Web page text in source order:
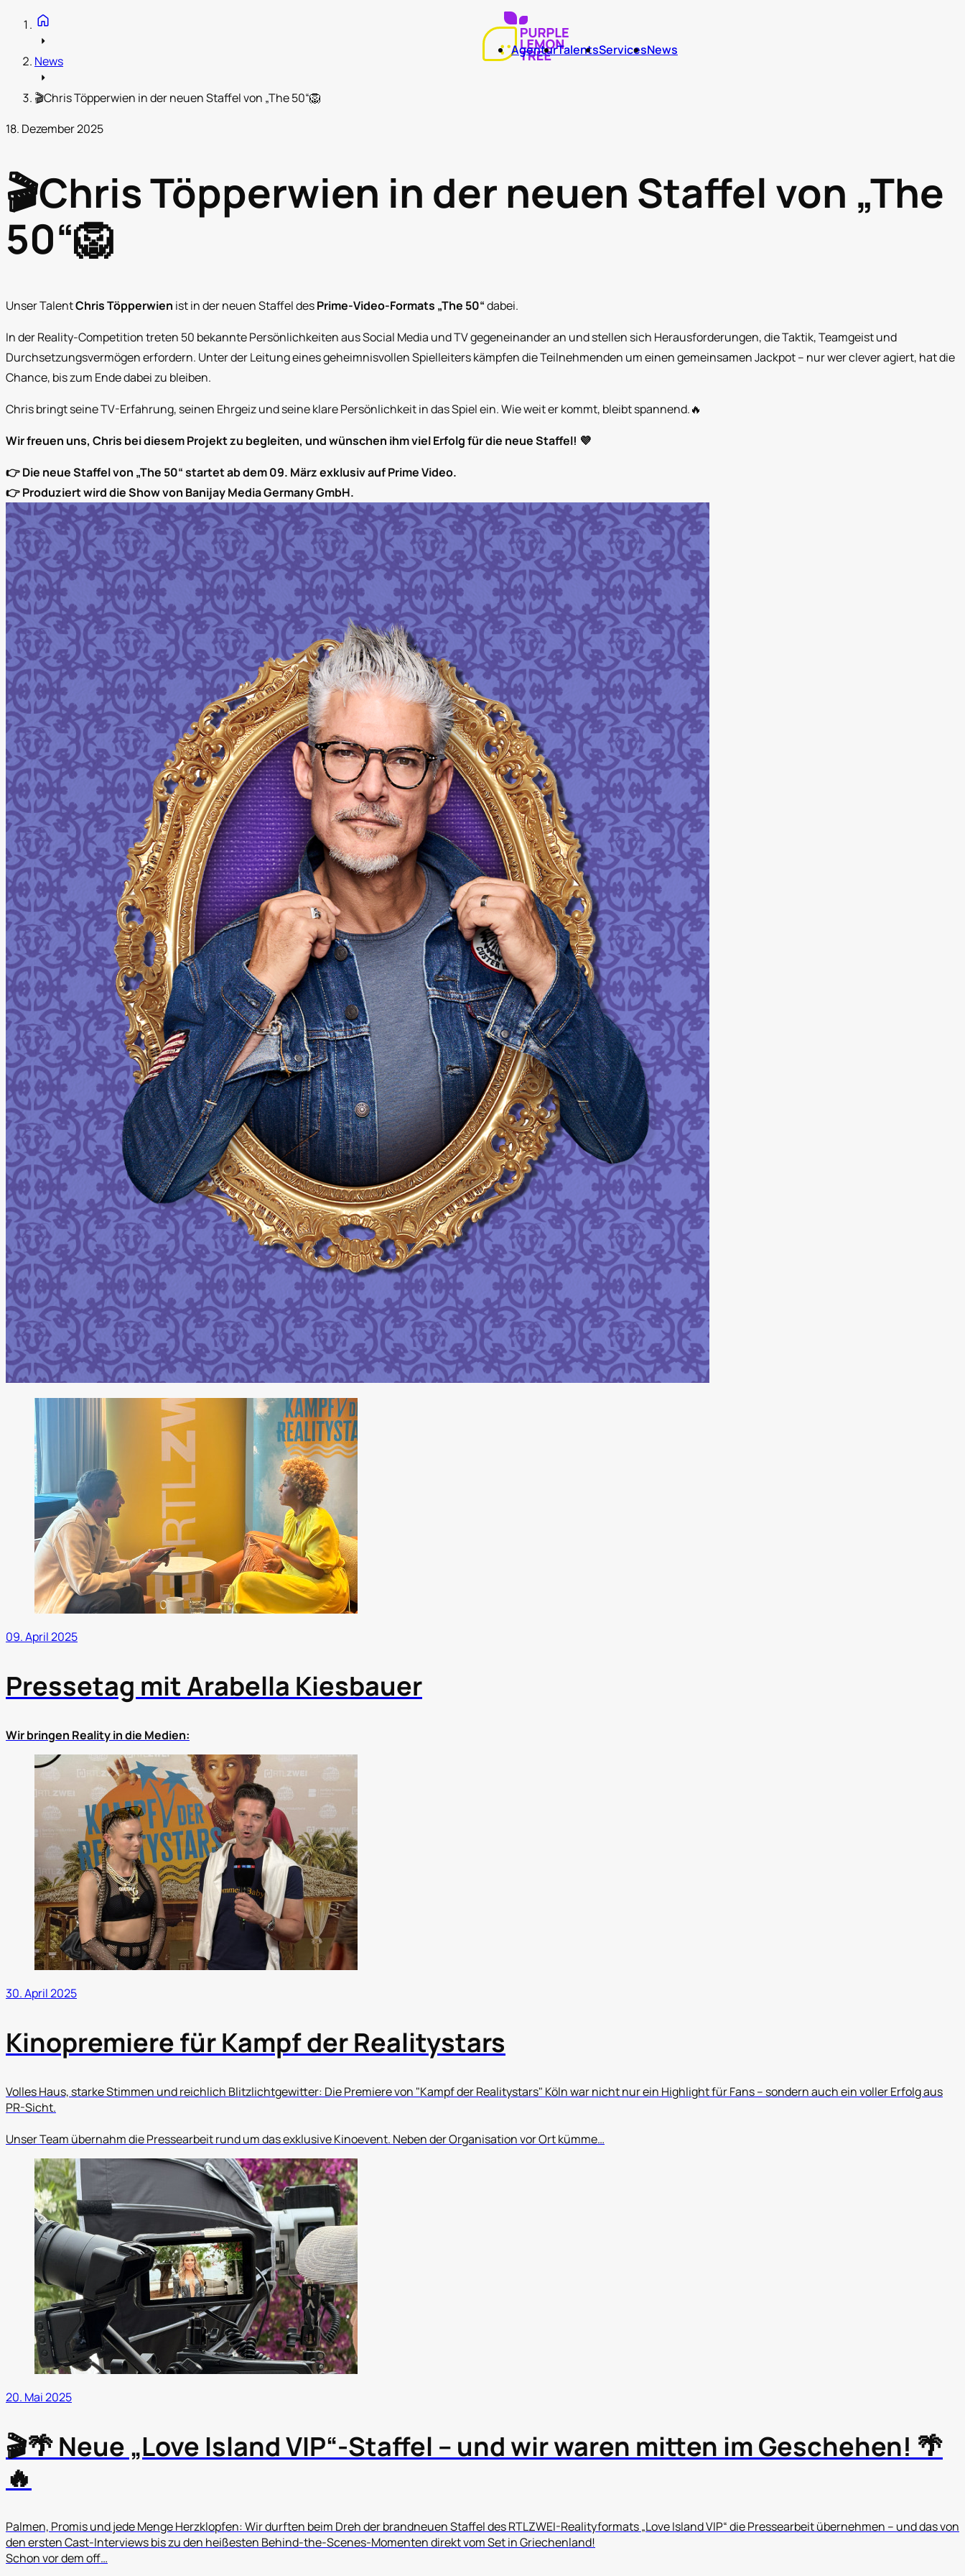
AgenturTalentsServicesNews
home
arrow_right
News
arrow_right
🎬Chris Töpperwien in der neuen Staffel von „The 50“🦁
18. Dezember 2025
🎬Chris Töpperwien in der neuen Staffel von „The
50“🦁
Unser TalentChris Töpperwien ist in der neuen Staffel desPrime‑Video‑Formats „The 50“dabei.
In der Reality-Competition treten 50 bekannte Persönlichkeiten aus Social Media und TV gegeneinander an und stellen sich Herausforderungen, die Taktik, Teamgeist und
Durchsetzungsvermögen erfordern. Unter der Leitung eines geheimnisvollen Spielleiters kämpfen die Teilnehmenden um einen gemeinsamen Jackpot – nur wer clever agiert, hat die
Chance, bis zum Ende dabei zu bleiben.
Chris bringt seine TV-Erfahrung, seinen Ehrgeiz und seine klare Persönlichkeit in das Spiel ein. Wie weit er kommt, bleibt spannend.🔥
Wir freuen uns, Chris bei diesem Projekt zu begleiten, und wünschen ihm viel Erfolg für die neue Staffel! 💜
👉 Die neue Staffel von „The 50“ startet ab dem 09. März exklusiv auf Prime Video.
👉 Produziert wird die Show von Banijay Media Germany GmbH.
09. April 2025
Pressetag mit Arabella Kiesbauer
Wir bringen Reality in die Medien:
30. April 2025
Kinopremiere für Kampf der Realitystars
Volles Haus, starke Stimmen und reichlich Blitzlichtgewitter: Die Premiere von "Kampf der Realitystars" Köln war nicht nur ein Highlight für Fans – sondern auch ein voller Erfolg aus
PR-Sicht.
Unser Team übernahm die Pressearbeit rund um das exklusive Kinoevent. Neben der Organisation vor Ort kümme…
20. Mai 2025
🎬🌴 Neue „Love Island VIP“-Staffel – und wir waren mitten im Geschehen! 🌴
🔥
Palmen, Promis und jede Menge Herzklopfen: Wir durften beim Dreh der brandneuen Staffel des RTLZWEI-Realityformats „Love Island VIP“ die Pressearbeit übernehmen – und das von
den ersten Cast-Interviews bis zu den heißesten Behind-the-Scenes-Momenten direkt vom Set in Griechenland!
Schon vor dem off…